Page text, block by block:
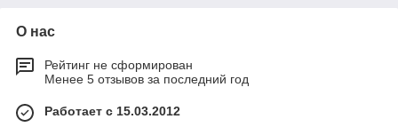
О нас
Рейтинг не сформирован
Менее 5 отзывов за последний год
Работает с 15.03.2012